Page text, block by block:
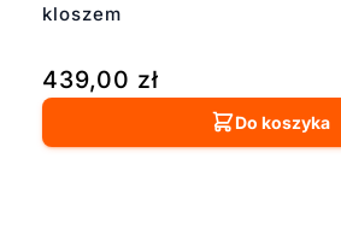
kloszem
439,00 zł
Do koszyka